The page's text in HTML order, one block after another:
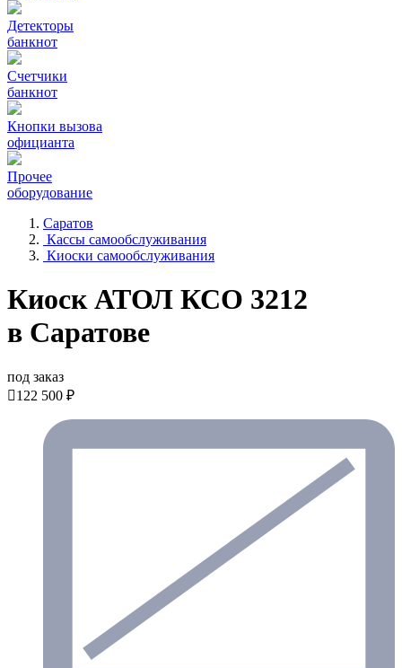
Детекторы
банкнот
Счетчики
банкнот
Кнопки вызова
официанта
Прочее
оборудование
Саратов
Кассы самообслуживания
Киоски самообслуживания
Киоск АТОЛ КСО 3212
в Саратове
под заказ
122 500 ₽